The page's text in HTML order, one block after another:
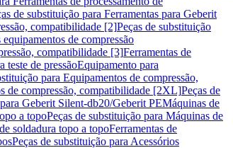
de substituição para Ferramentas para Geberit
compatibilidade [2]Peças de substituição
de compressão
compatibilidade [3]Ferramentas de
teste de pressãoEquipamento para
para Equipamentos de compressão,
de compressão, compatibilidade [2XL]Peças de
Geberit Silent-db20/Geberit PEMáquinas de
a topoPeças de substituição para Máquinas de
soldadura topo a topoFerramentas de
Peças de substituição para Acessórios